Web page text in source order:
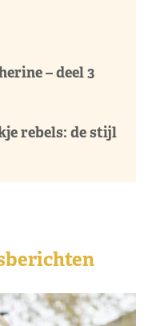
– deel 3
rebels: de stijl